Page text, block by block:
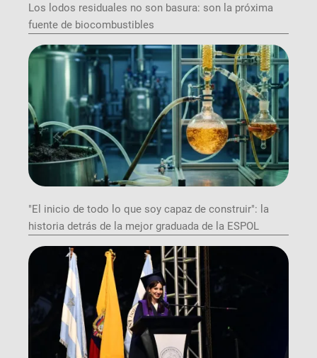
Los lodos residuales no son basura: son la próxima
fuente de biocombustibles
"El inicio de todo lo que soy capaz de construir": la
historia detrás de la mejor graduada de la ESPOL